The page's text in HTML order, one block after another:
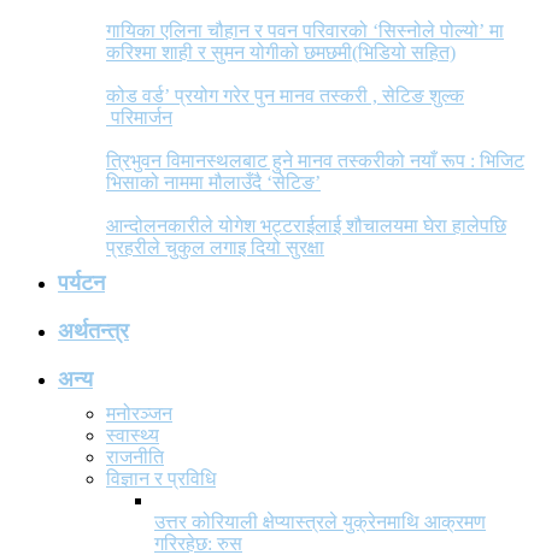
गायिका एलिना चौहान र पवन परिवारको ‘सिस्नोले पोल्यो’ मा
करिश्मा शाही र सुमन योगीको छमछमी(भिडियो सहित)
कोड वर्ड’ प्रयोग गरेर पुन मानव तस्करी , सेटिङ शुल्क
परिमार्जन
त्रिभुवन विमानस्थलबाट हुने मानव तस्करीको नयाँ रूप : भिजिट
भिसाको नाममा मौलाउँदै ‘सेटिङ’
आन्दोलनकारीले योगेश भट्टराईलाई शौचालयमा घेरा हालेपछि
प्रहरीले चुकुल लगाइ दियो सुरक्षा
पर्यटन
अर्थतन्त्र
अन्य
मनोरञ्जन
स्वास्थ्य
राजनीति
विज्ञान र प्रविधि
उत्तर कोरियाली क्षेप्यास्त्रले युक्रेनमाथि आक्रमण
गरिरहेछ: रुस